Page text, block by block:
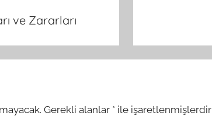
ve Zararları
Gerekli alanlar * ile işaretlenmişlerdir